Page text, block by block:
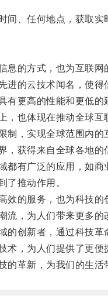
、任何地点，获取实
的方式，也为互联网
的云技术闻名，使得
更高的性能和更低的
也体现在推动全球互
，实现全球范围内的
获得来自全球各地的
有广泛的应用，如商
推动作用。
的服务，也为科技的
，为人们带来更多的
创新者，通过科技革
，为人们提供了更便
革新，为我们的生活